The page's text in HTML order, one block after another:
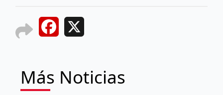
Facebook
Más Noticias